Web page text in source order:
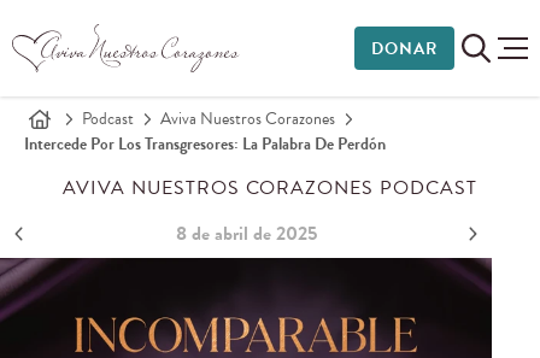
DONAR
Podcast
Aviva Nuestros Corazones
Intercede Por Los Transgresores: La Palabra De Perdón
AVIVA NUESTROS CORAZONES PODCAST
8 de abril de 2025